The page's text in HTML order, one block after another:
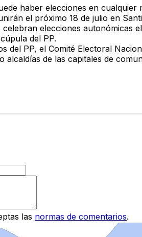
haber elecciones en
el próximo 18 de julio en
celebran elecciones autonómicas
del PP.
del PP, el Comité Electoral
alcaldías de las capitales de
las normas de comentarios.